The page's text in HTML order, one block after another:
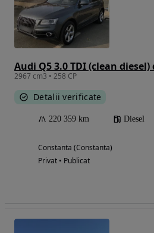
Audi Q5 3.0 TDI (clean
2967 cm3 • 258 CP
Detalii verificate
220 359 km Diesel
Constanta (Constanta)
Privat • Publicat